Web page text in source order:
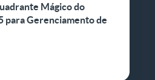
Mágico do
para Gerenciamento de